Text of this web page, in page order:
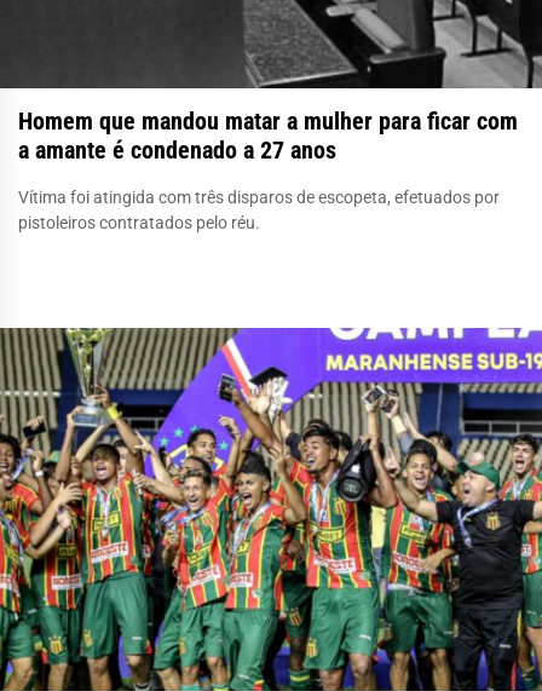
Homem que mandou matar a mulher para ficar com
a amante é condenado a 27 anos
Vítima foi atingida com três disparos de escopeta, efetuados por
pistoleiros contratados pelo réu.